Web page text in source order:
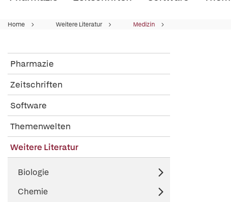
Home Weitere Literatur Medizin
Pharmazie
Zeitschriften
Software
Themenwelten
Weitere Literatur
Biologie
Chemie